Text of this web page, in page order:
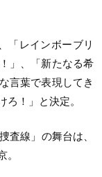
「レインボーブリ
」、「新たなる希
言葉で表現してき
！」と決定。
査線」の舞台は、
。